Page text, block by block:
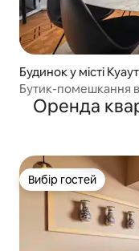
Будинок у місті
Бутик-помешкання
Оренда
Вибір гостей
Вибір гостей